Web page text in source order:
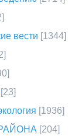
вести [1344]
[23]
[1936]
[204]